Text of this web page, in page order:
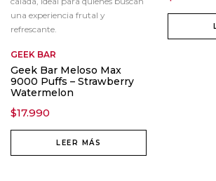
una experiencia frutal y
refrescante.
GEEK BAR
Geek Bar Meloso Max
9000 Puffs – Strawberry
Watermelon
$17.990
LEER MÁS